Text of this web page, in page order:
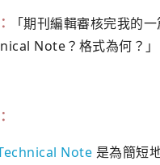
「期刊編輯審核完我的
Note？格式為何？」
Note 是為簡短